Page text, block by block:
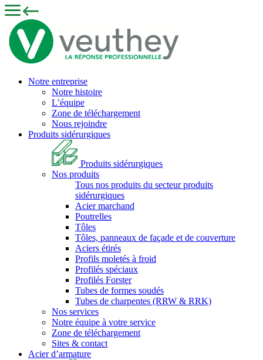
Notre entreprise
Notre histoire
L’équipe
Zone de téléchargement
Nous rejoindre
Produits sidérurgiques
Produits sidérurgiques
Nos produits
Tous nos produits du secteur produits
sidérurgiques
Acier marchand
Poutrelles
Tôles
Tôles, panneaux de façade et de couverture
Aciers étirés
Profils moletés à froid
Profilés spéciaux
Profilés Forster
Tubes de formes soudés
Tubes de charpentes (RRW & RRK)
Nos services
Notre équipe à votre service
Zone de téléchargement
Sites & contact
Acier d’armature